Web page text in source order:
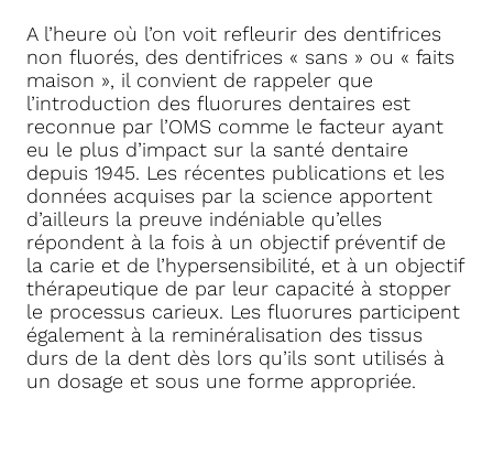
A l’heure où l’on voit refleurir des dentifrices
non fluorés, des dentifrices « sans » ou « faits
maison », il convient de rappeler que
l’introduction des fluorures dentaires est
reconnue par l’OMS comme le facteur ayant
eu le plus d’impact sur la santé dentaire
depuis 1945. Les récentes publications et les
données acquises par la science apportent
d’ailleurs la preuve indéniable qu’elles
répondent à la fois à un objectif préventif de
la carie et de l’hypersensibilité, et à un objectif
thérapeutique de par leur capacité à stopper
le processus carieux. Les fluorures participent
également à la reminéralisation des tissus
durs de la dent dès lors qu’ils sont utilisés à
un dosage et sous une forme appropriée.